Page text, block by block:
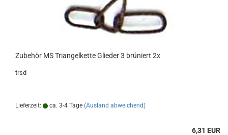
Zubehör MS Triangelkette Glieder 3 brüniert 2x
trsd
Lieferzeit: ca. 3-4 Tage (Ausland abweichend)
6,31 EUR